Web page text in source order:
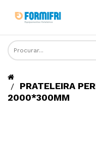
PRATELEIRA
2000*300MM